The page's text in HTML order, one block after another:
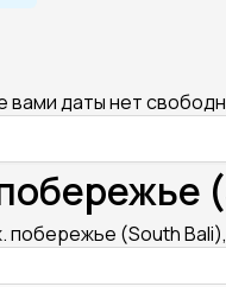
вами даты нет
побережье (South